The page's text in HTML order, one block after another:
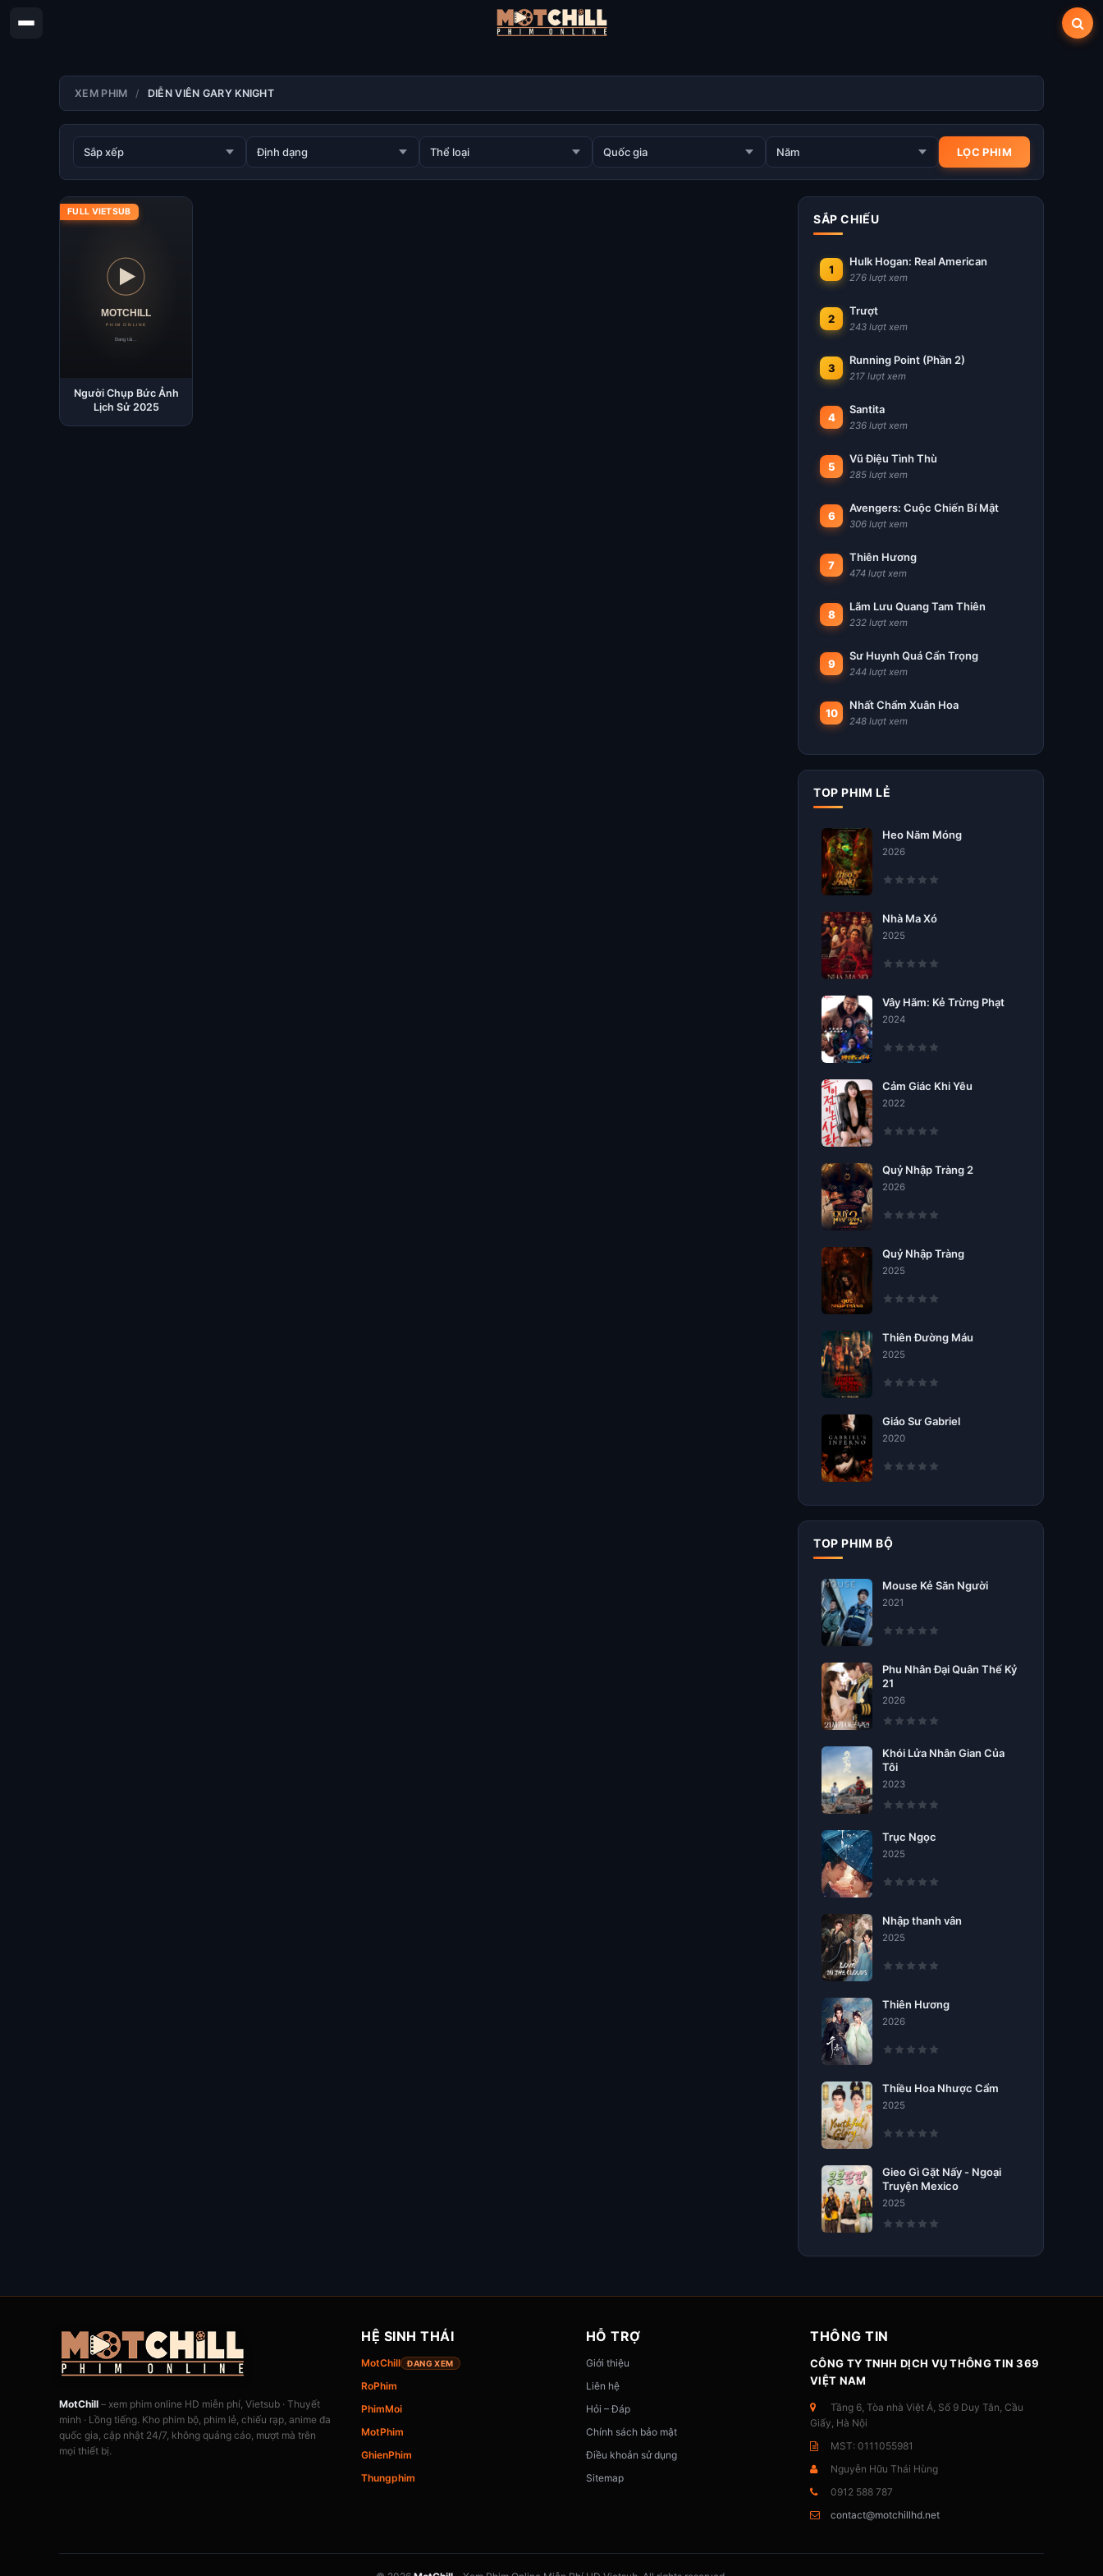
XEM PHIM DIỄN VIÊN GARY KNIGHT
FULL VIETSUB
Người Chụp Bức Ảnh
Lịch Sử 2025
SẮP CHIẾU
1
Hulk Hogan: Real American
276 lượt xem
2
Trượt
243 lượt xem
3
Running Point (Phần 2)
217 lượt xem
4
Santita
236 lượt xem
5
Vũ Điệu Tình Thù
285 lượt xem
6
Avengers: Cuộc Chiến Bí Mật
306 lượt xem
7
Thiên Hương
474 lượt xem
8
Lãm Lưu Quang Tam Thiên
232 lượt xem
9
Sư Huynh Quá Cẩn Trọng
244 lượt xem
10
Nhất Chẩm Xuân Hoa
248 lượt xem
TOP PHIM LẺ
Heo Năm Móng
2026
Nhà Ma Xó
2025
Vây Hãm: Kẻ Trừng Phạt
2024
Cảm Giác Khi Yêu
2022
Quỷ Nhập Tràng 2
2026
Quỷ Nhập Tràng
2025
Thiên Đường Máu
2025
Giáo Sư Gabriel
2020
TOP PHIM BỘ
Mouse Kẻ Săn Người
2021
Phu Nhân Đại Quân Thế Kỷ
21
2026
Khói Lửa Nhân Gian Của
Tôi
2023
Trục Ngọc
2025
Nhập thanh vân
2025
Thiên Hương
2026
Thiều Hoa Nhược Cẩm
2025
Gieo Gì Gặt Nấy - Ngoại
Truyện Mexico
2025
MotChill – xem phim online HD miễn phí, Vietsub · Thuyết
minh · Lồng tiếng. Kho phim bộ, phim lẻ, chiếu rạp, anime đa
quốc gia, cập nhật 24/7, không quảng cáo, mượt mà trên
mọi thiết bị.
HỆ SINH THÁI
MotChill ĐANG XEM
RoPhim
PhimMoi
MotPhim
GhienPhim
Thungphim
HỖ TRỢ
Giới thiệu
Liên hệ
Hỏi – Đáp
Chính sách bảo mật
Điều khoản sử dụng
Sitemap
THÔNG TIN
CÔNG TY TNHH DỊCH VỤ THÔNG TIN 369
VIỆT NAM
Tầng 6, Tòa nhà Việt Á, Số 9 Duy Tân, Cầu
Giấy, Hà Nội
MST: 0111055981
Nguyễn Hữu Thái Hùng
0912 588 787
contact@motchillhd.net